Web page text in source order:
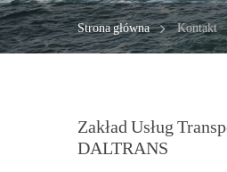
Strona główna Kontakt
Zakład Usług
DALTRANS